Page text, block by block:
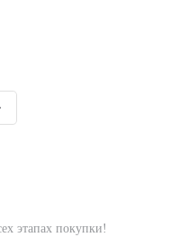
этапах покупки!